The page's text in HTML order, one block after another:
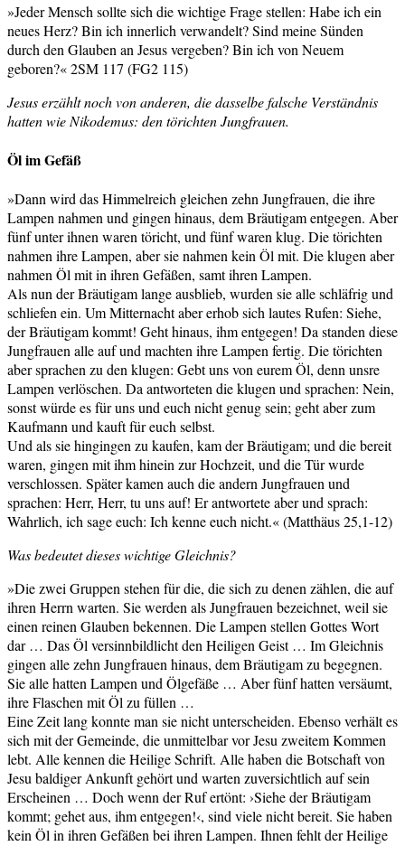
»Jeder Mensch sollte sich die wichtige Frage stellen: Habe ich ein
neues Herz? Bin ich innerlich verwandelt? Sind meine Sünden
durch den Glauben an Jesus vergeben? Bin ich von Neuem
geboren?« 2SM 117 (FG2 115)
Jesus erzählt noch von anderen, die dasselbe falsche Verständnis
hatten wie Nikodemus: den törichten Jungfrauen.
Öl im Gefäß
»Dann wird das Himmelreich gleichen zehn Jungfrauen, die ihre
Lampen nahmen und gingen hinaus, dem Bräutigam entgegen. Aber
fünf unter ihnen waren töricht, und fünf waren klug. Die törichten
nahmen ihre Lampen, aber sie nahmen kein Öl mit. Die klugen aber
nahmen Öl mit in ihren Gefäßen, samt ihren Lampen.
Als nun der Bräutigam lange ausblieb, wurden sie alle schläfrig und
schliefen ein. Um Mitternacht aber erhob sich lautes Rufen: Siehe,
der Bräutigam kommt! Geht hinaus, ihm entgegen! Da standen diese
Jungfrauen alle auf und machten ihre Lampen fertig. Die törichten
aber sprachen zu den klugen: Gebt uns von eurem Öl, denn unsre
Lampen verlöschen. Da antworteten die klugen und sprachen: Nein,
sonst würde es für uns und euch nicht genug sein; geht aber zum
Kaufmann und kauft für euch selbst.
Und als sie hingingen zu kaufen, kam der Bräutigam; und die bereit
waren, gingen mit ihm hinein zur Hochzeit, und die Tür wurde
verschlossen. Später kamen auch die andern Jungfrauen und
sprachen: Herr, Herr, tu uns auf! Er antwortete aber und sprach:
Wahrlich, ich sage euch: Ich kenne euch nicht.« (Matthäus 25,1-12)
Was bedeutet dieses wichtige Gleichnis?
»Die zwei Gruppen stehen für die, die sich zu denen zählen, die auf
ihren Herrn warten. Sie werden als Jungfrauen bezeichnet, weil sie
einen reinen Glauben bekennen. Die Lampen stellen Gottes Wort
dar … Das Öl versinnbildlicht den Heiligen Geist … Im Gleichnis
gingen alle zehn Jungfrauen hinaus, dem Bräutigam zu begegnen.
Sie alle hatten Lampen und Ölgefäße … Aber fünf hatten versäumt,
ihre Flaschen mit Öl zu füllen …
Eine Zeit lang konnte man sie nicht unterscheiden. Ebenso verhält es
sich mit der Gemeinde, die unmittelbar vor Jesu zweitem Kommen
lebt. Alle kennen die Heilige Schrift. Alle haben die Botschaft von
Jesu baldiger Ankunft gehört und warten zuversichtlich auf sein
Erscheinen … Doch wenn der Ruf ertönt: ›Siehe der Bräutigam
kommt; gehet aus, ihm entgegen!‹, sind viele nicht bereit. Sie haben
kein Öl in ihren Gefäßen bei ihren Lampen. Ihnen fehlt der Heilige